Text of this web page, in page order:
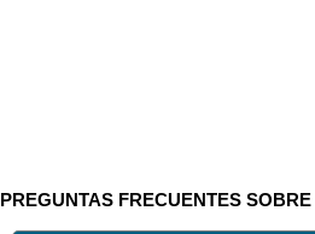
PREGUNTAS FRECUENTES